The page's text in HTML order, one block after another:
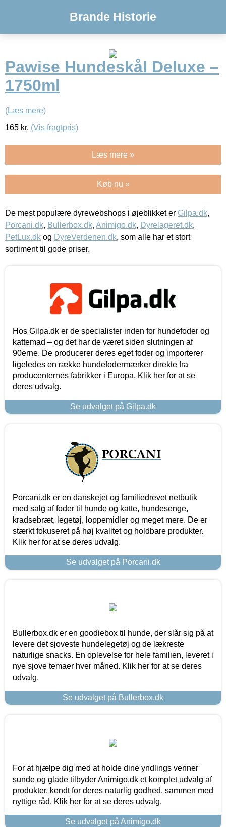
Brande Historie
Pawise Hundeskål Deluxe –
1750ml
(Læs mere)
165 kr. (Vis fragtpris)
Læs mere »
Køb nu »
De mest populære dyrewebshops i øjeblikket er Gilpa.dk,
Porcani.dk, Bullerbox.dk, Animigo.dk, Dyrelageret.dk,
PetLux.dk og DyreVerdenen.dk, som alle har et stort
sortiment til gode priser.
Hos Gilpa.dk er de specialister inden for hundefoder og
kattemad – og det har de været siden slutningen af
90erne. De producerer deres eget foder og importerer
ligeledes en række hundefodermærker direkte fra
producenternes fabrikker i Europa. Klik her for at se
deres udvalg.
Se udvalget på Gilpa.dk
Porcani.dk er en danskejet og familiedrevet netbutik
med salg af foder til hunde og katte, hundesenge,
kradsebræt, legetøj, loppemidler og meget mere. De er
stærkt fokuseret på høj kvalitet og holdbare produkter.
Klik her for at se deres udvalg.
Se udvalget på Porcani.dk
Bullerbox.dk er en goodiebox til hunde, der slår sig på at
levere det sjoveste hundelegetøj og de lækreste
naturlige snacks. En oplevelse for hele familien, leveret i
nye sjove temaer hver måned. Klik her for at se deres
udvalg.
Se udvalget på Bullerbox.dk
For at hjælpe dig med at holde dine yndlings venner
sunde og glade tilbyder Animigo.dk et komplet udvalg af
produkter, kendt for deres naturlig godhed, sammen med
nyttige råd. Klik her for at se deres udvalg.
Se udvalget på Animigo.dk